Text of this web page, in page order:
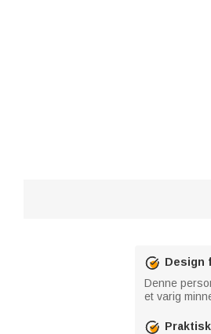
Design
Denne
et varig